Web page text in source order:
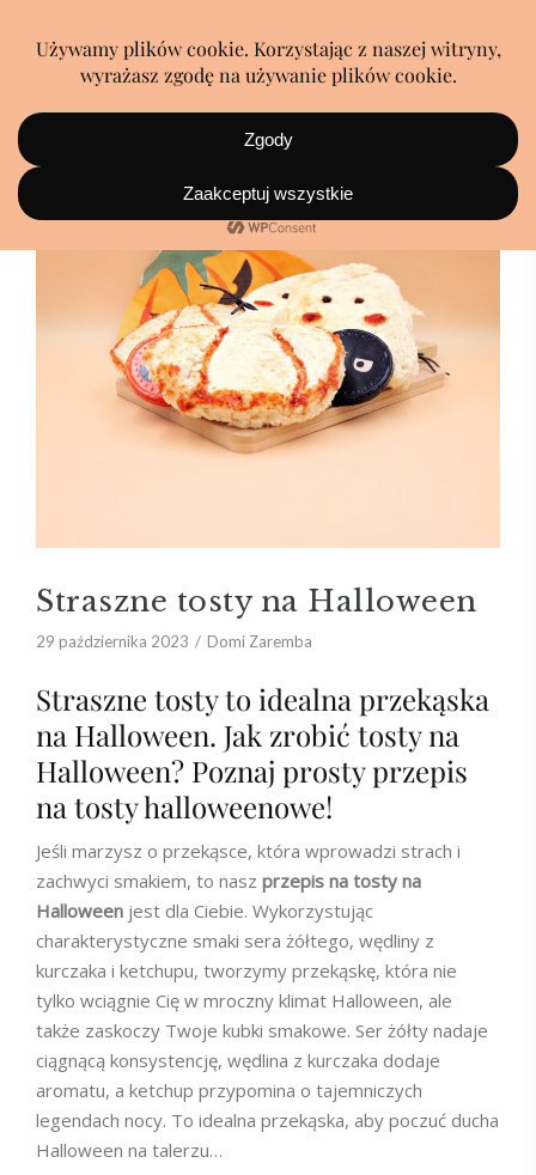
Straszne tosty na Halloween
29 października 2023 Domi Zaremba
Straszne tosty to idealna przekąska
na Halloween. Jak zrobić tosty na
Halloween? Poznaj prosty przepis
na tosty halloweenowe!
Jeśli marzysz o przekąsce, która wprowadzi strach i
zachwyci smakiem, to nasz przepis na tosty na
Halloween jest dla Ciebie. Wykorzystując
charakterystyczne smaki sera żółtego, wędliny z
kurczaka i ketchupu, tworzymy przekąskę, która nie
tylko wciągnie Cię w mroczny klimat Halloween, ale
także zaskoczy Twoje kubki smakowe. Ser żółty nadaje
ciągnącą konsystencję, wędlina z kurczaka dodaje
aromatu, a ketchup przypomina o tajemniczych
legendach nocy. To idealna przekąska, aby poczuć ducha
Halloween na talerzu…